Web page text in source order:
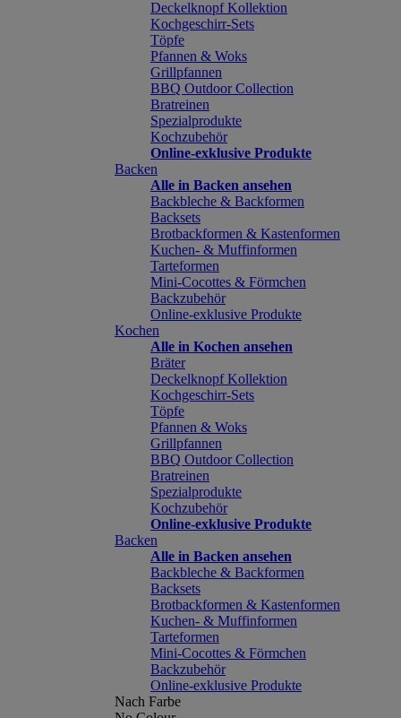
Deckelknopf Kollektion
Kochgeschirr-Sets
Töpfe
Pfannen & Woks
Grillpfannen
BBQ Outdoor Collection
Bratreinen
Spezialprodukte
Kochzubehör
Online-exklusive Produkte
Backen
Alle in Backen ansehen
Backbleche & Backformen
Backsets
Brotbackformen & Kastenformen
Kuchen- & Muffinformen
Tarteformen
Mini-Cocottes & Förmchen
Backzubehör
Online-exklusive Produkte
Kochen
Alle in Kochen ansehen
Bräter
Deckelknopf Kollektion
Kochgeschirr-Sets
Töpfe
Pfannen & Woks
Grillpfannen
BBQ Outdoor Collection
Bratreinen
Spezialprodukte
Kochzubehör
Online-exklusive Produkte
Backen
Alle in Backen ansehen
Backbleche & Backformen
Backsets
Brotbackformen & Kastenformen
Kuchen- & Muffinformen
Tarteformen
Mini-Cocottes & Förmchen
Backzubehör
Online-exklusive Produkte
Nach Farbe